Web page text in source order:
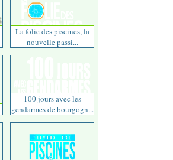
La folie des piscines, la
nouvelle passi...
100 jours avec les
gendarmes de bourgogn...